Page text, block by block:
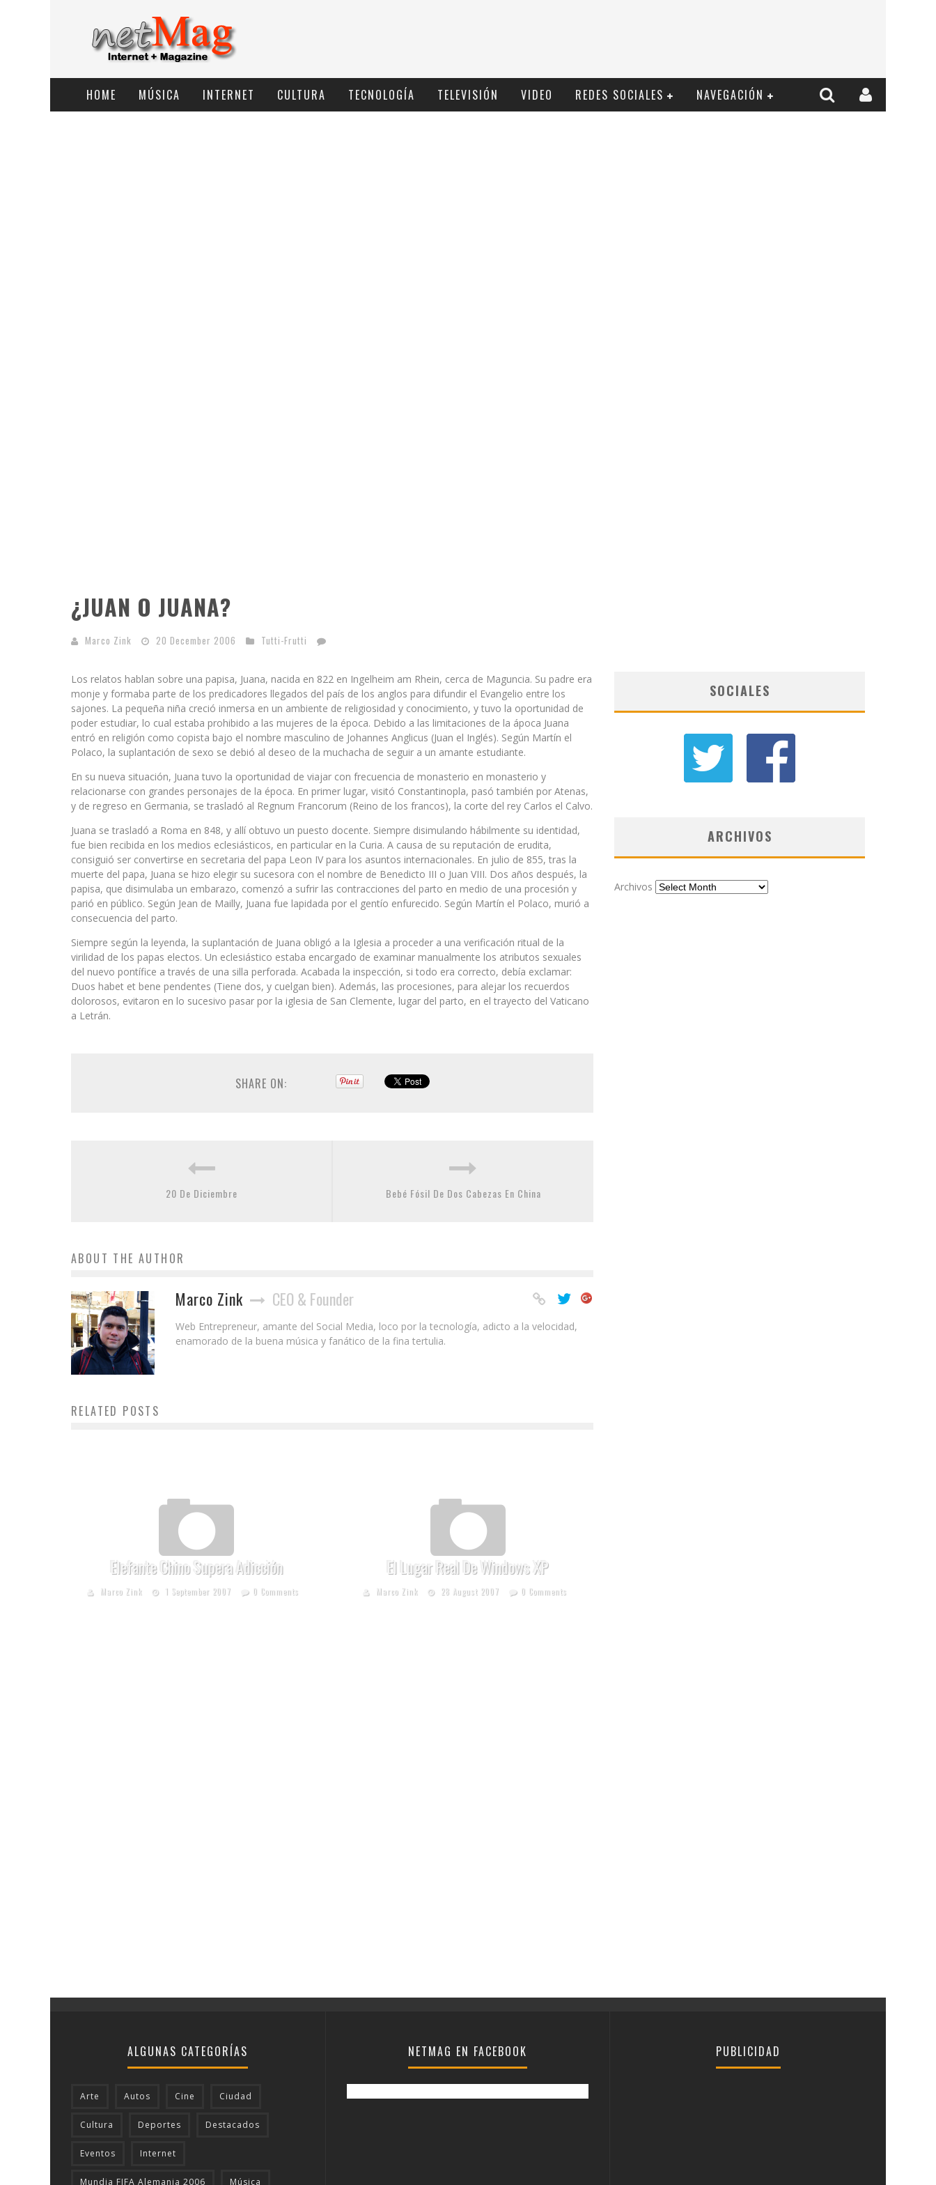
HOME MÚSICA INTERNET CULTURA TECNOLOGÍ­A TELEVISIÓN VIDEO REDES SOCIALES NAVEGACIÓN
¿JUAN O JUANA?
Marco Zink 20 December 2006 Tutti-Frutti
Los relatos hablan sobre una papisa, Juana, nacida en 822 en Ingelheim am Rhein, cerca de Maguncia. Su padre era
monje y formaba parte de los predicadores llegados del país de los anglos para difundir el Evangelio entre los
sajones. La pequeña niña creció inmersa en un ambiente de religiosidad y conocimiento, y tuvo la oportunidad de
poder estudiar, lo cual estaba prohibido a las mujeres de la época. Debido a las limitaciones de la ápoca Juana
entró en religión como copista bajo el nombre masculino de Johannes Anglicus (Juan el Inglés). Según Martín el
Polaco, la suplantación de sexo se debió al deseo de la muchacha de seguir a un amante estudiante.
En su nueva situación, Juana tuvo la oportunidad de viajar con frecuencia de monasterio en monasterio y
relacionarse con grandes personajes de la época. En primer lugar, visitó Constantinopla, pasó también por Atenas,
y de regreso en Germania, se trasladó al Regnum Francorum (Reino de los francos), la corte del rey Carlos el Calvo.
Juana se trasladó a Roma en 848, y allí obtuvo un puesto docente. Siempre disimulando hábilmente su identidad,
fue bien recibida en los medios eclesiásticos, en particular en la Curia. A causa de su reputación de erudita,
consiguió ser convertirse en secretaria del papa Leon IV para los asuntos internacionales. En julio de 855, tras la
muerte del papa, Juana se hizo elegir su sucesora con el nombre de Benedicto III o Juan VIII. Dos años después, la
papisa, que disimulaba un embarazo, comenzó a sufrir las contracciones del parto en medio de una procesión y
parió en público. Según Jean de Mailly, Juana fue lapidada por el gentío enfurecido. Según Martín el Polaco, murió a
consecuencia del parto.
Siempre según la leyenda, la suplantación de Juana obligó a la Iglesia a proceder a una verificación ritual de la
virilidad de los papas electos. Un eclesiástico estaba encargado de examinar manualmente los atributos sexuales
del nuevo pontífice a través de una silla perforada. Acabada la inspección, si todo era correcto, debía exclamar:
Duos habet et bene pendentes (Tiene dos, y cuelgan bien). Además, las procesiones, para alejar los recuerdos
dolorosos, evitaron en lo sucesivo pasar por la iglesia de San Clemente, lugar del parto, en el trayecto del Vaticano
a Letrán.
SHARE ON:
20 De Diciembre Bebé Fósil De Dos Cabezas En China
ABOUT THE AUTHOR
Marco Zink CEO & Founder
Web Entrepreneur, amante del Social Media, loco por la tecnología, adicto a la velocidad,
enamorado de la buena música y fanático de la fina tertulia.
RELATED POSTS
Elefante Chino Supera Adicción
Marco Zink 1 September 2007 0 Comments
El Lugar Real De Windows XP
Marco Zink 28 August 2007 0 Comments
SOCIALES
ARCHIVOS
Archivos
ALGUNAS CATEGORÍAS
Arte Autos Cine Ciudad
Cultura Deportes Destacados
Eventos Internet
Mundia FIFA Alemania 2006 Música
NETMAG EN FACEBOOK PUBLICIDAD